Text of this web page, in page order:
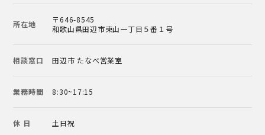
所在地
〒646-8545
和歌山県田辺市東山一丁目５番１号
相談窓口 田辺市 たなべ営業室
業務時間 8:30~17:15
休 日 土日祝